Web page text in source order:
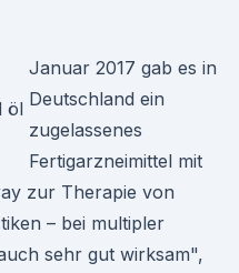
Januar 2017 gab es in
Deutschland ein
zugelassenes
Fertigarzneimittel mit
zur Therapie von
– bei multipler
sehr gut wirksam",